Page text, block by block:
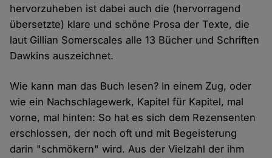
hervorzuheben ist dabei auch die (hervorragend
übersetzte) klare und schöne Prosa der Texte, die
laut Gillian Somerscales alle 13 Bücher und Schriften
Dawkins auszeichnet.
Wie kann man das Buch lesen? In einem Zug, oder
wie ein Nachschlagewerk, Kapitel für Kapitel, mal
vorne, mal hinten: So hat es sich dem Rezensenten
erschlossen, der noch oft und mit Begeisterung
darin "schmökern" wird. Aus der Vielzahl der ihm